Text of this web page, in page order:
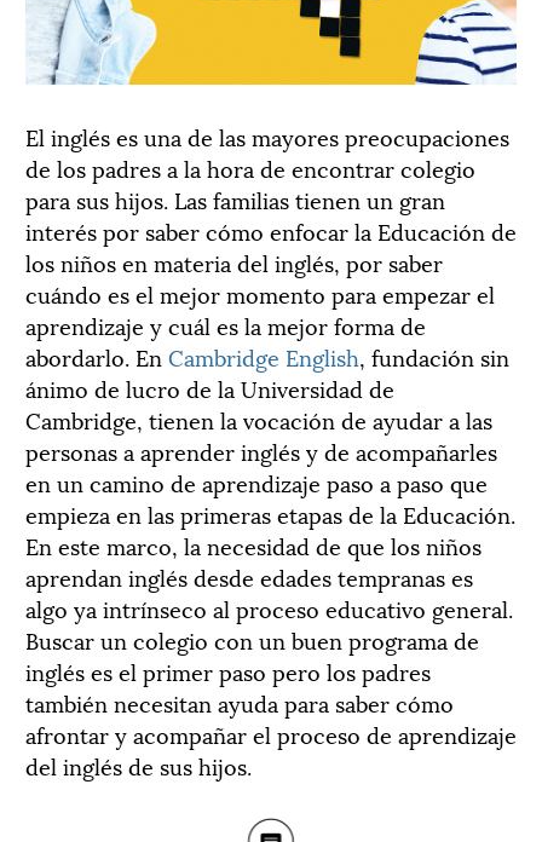
El inglés es una de las mayores preocupaciones
de los padres a la hora de encontrar colegio
para sus hijos. Las familias tienen un gran
interés por saber cómo enfocar la Educación de
los niños en materia del inglés, por saber
cuándo es el mejor momento para empezar el
aprendizaje y cuál es la mejor forma de
abordarlo. En Cambridge English, fundación sin
ánimo de lucro de la Universidad de
Cambridge, tienen la vocación de ayudar a las
personas a aprender inglés y de acompañarles
en un camino de aprendizaje paso a paso que
empieza en las primeras etapas de la Educación.
En este marco, la necesidad de que los niños
aprendan inglés desde edades tempranas es
algo ya intrínseco al proceso educativo general.
Buscar un colegio con un buen programa de
inglés es el primer paso pero los padres
también necesitan ayuda para saber cómo
afrontar y acompañar el proceso de aprendizaje
del inglés de sus hijos.